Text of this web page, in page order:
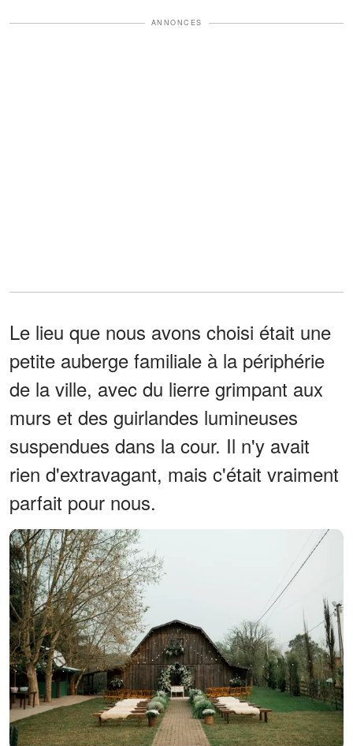
ANNONCES
Le lieu que nous avons choisi était une
petite auberge familiale à la périphérie
de la ville, avec du lierre grimpant aux
murs et des guirlandes lumineuses
suspendues dans la cour. Il n'y avait
rien d'extravagant, mais c'était vraiment
parfait pour nous.